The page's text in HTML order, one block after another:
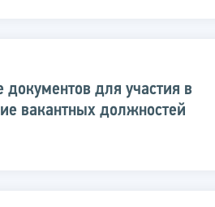
для участия в
вакантных должностей